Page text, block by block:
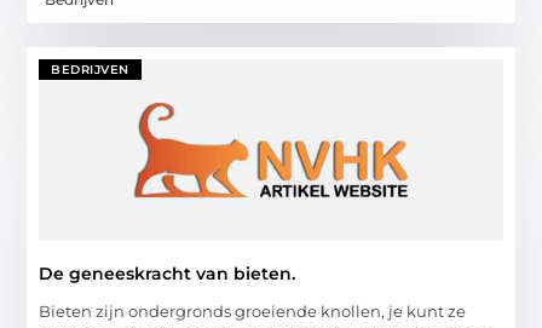
BEDRIJVEN
De geneeskracht van bieten.
Bieten zijn ondergronds groeiende knollen, je kunt ze